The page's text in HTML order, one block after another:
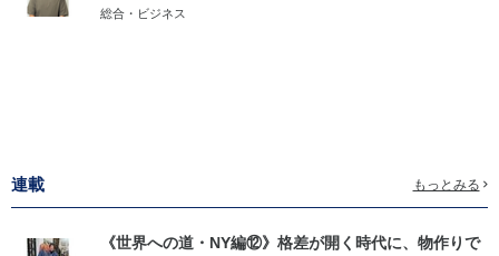
総合・ビジネス
連載 もっとみる
《世界への道・NY編⑫》格差が開く時代に、物作りで